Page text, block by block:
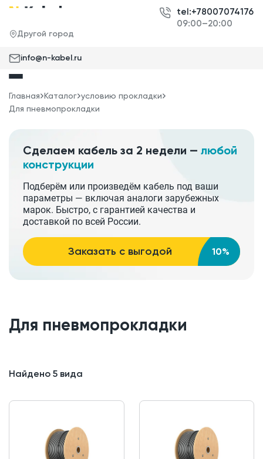
Другой город
tel:+78007074176
09:00–20:00
info@n-kabel.ru
Главная Каталог условию прокладки
Для пневмопрокладки
Сделаем кабель за 2 недели — любой
конструкции
Подберём или произведём кабель под ваши
параметры — включая аналоги зарубежных
марок. Быстро, с гарантией качества и
доставкой по всей России.
Заказать с выгодой 10%
Для пневмопрокладки
Найдено 5 вида